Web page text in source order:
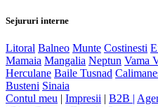
Sejururi interne
Litoral Balneo Munte Costinesti
Mamaia Mangalia Neptun Vama
Herculane Baile Tusnad
Busteni Sinaia
Contul meu | Impresii | B2B |